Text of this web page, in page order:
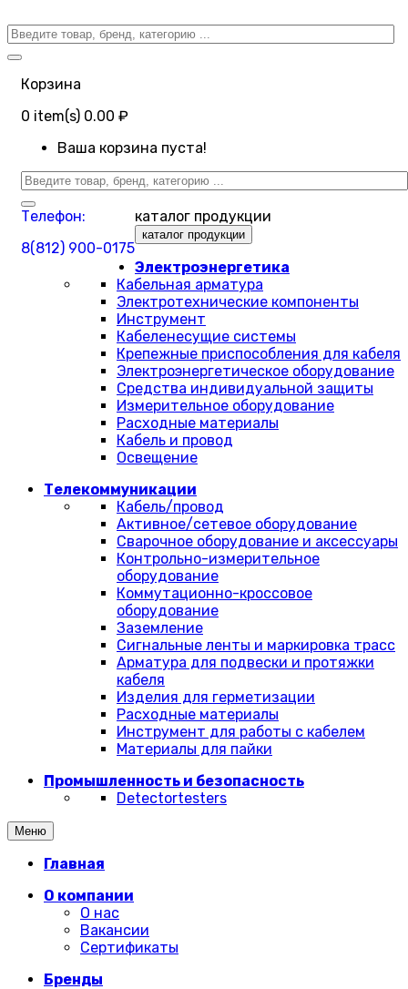
Корзина
0 item(s) 0.00 ₽
Ваша корзина пуста!
Телефон:
8(812) 900-0175
каталог продукции
каталог продукции
Электроэнергетика
Кабельная арматура
Электротехнические компоненты
Инструмент
Кабеленесущие системы
Крепежные приспособления для кабеля
Электроэнергетическое оборудование
Средства индивидуальной защиты
Измерительное оборудование
Расходные материалы
Кабель и провод
Освещение
Телекоммуникации
Кабель/провод
Активное/сетевое оборудование
Сварочное оборудование и аксессуары
Контрольно-измерительное
оборудование
Коммутационно-кроссовое
оборудование
Заземление
Сигнальные ленты и маркировка трасс
Арматура для подвески и протяжки
кабеля
Изделия для герметизации
Расходные материалы
Инструмент для работы с кабелем
Материалы для пайки
Промышленность и безопасность
Detectortesters
Меню
Главная
О компании
О нас
Вакансии
Сертификаты
Бренды